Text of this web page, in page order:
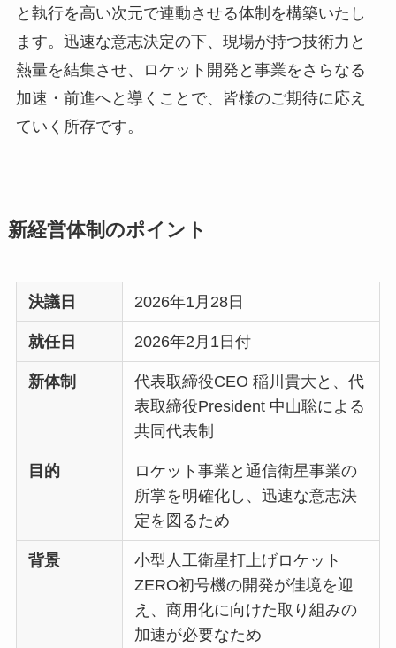
と執行を高い次元で連動させる体制を構築いたし
ます。迅速な意志決定の下、現場が持つ技術力と
熱量を結集させ、ロケット開発と事業をさらなる
加速・前進へと導くことで、皆様のご期待に応え
ていく所存です。
新経営体制のポイント
決議日 2026年1月28日
就任日 2026年2月1日付
新体制
代表取締役CEO 稲川貴大と、代
表取締役President 中山聡による
共同代表制
目的
ロケット事業と通信衛星事業の
所掌を明確化し、迅速な意志決
定を図るため
背景
小型人工衛星打上げロケット
ZERO初号機の開発が佳境を迎
え、商用化に向けた取り組みの
加速が必要なため